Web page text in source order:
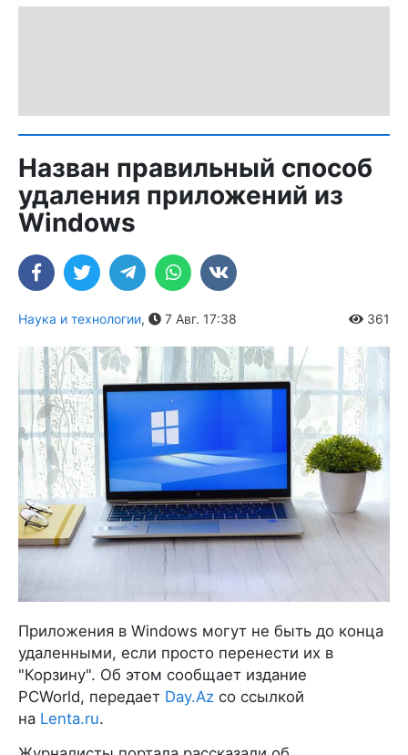
Назван правильный способ
удаления приложений из
Windows
Наука и технологии, 7 Авг. 17:38 361
Приложения в Windows могут не быть до конца
удаленными, если просто перенести их в
"Корзину". Об этом сообщает издание
PCWorld, передает Day.Az со ссылкой
на Lenta.ru.